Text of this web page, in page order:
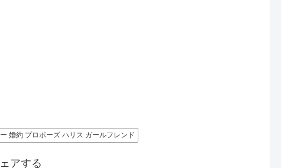
婚約 プロポーズ ハリス ガールフレンド
アする